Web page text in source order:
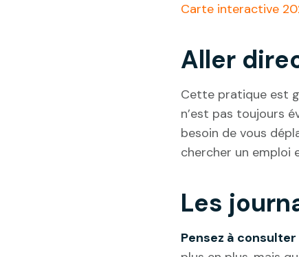
Carte interactive
Aller
Cette pratique est
n’est pas toujours
besoin de vous
chercher un emploi
Les
Pensez à